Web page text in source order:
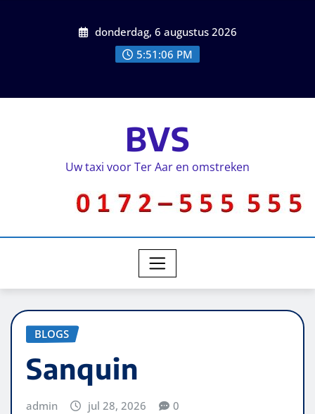
donderdag, 6 augustus 2026
5:51:07 PM
BVS
Uw taxi voor Ter Aar en omstreken
BLOGS
Sanquin
admin jul 28, 2026 0